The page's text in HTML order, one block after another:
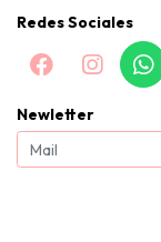
Redes Sociales
Newletter